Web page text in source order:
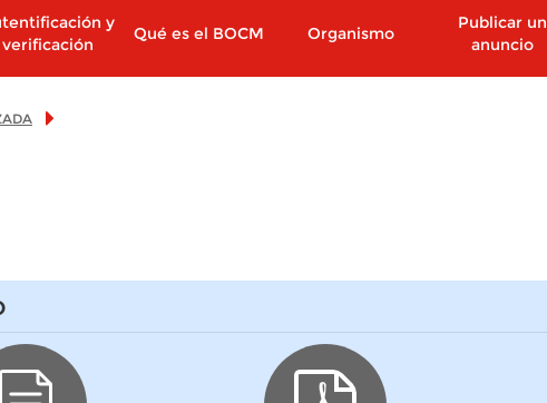
y
verificación
Qué es el BOCM Organismo
Publicar un
anuncio